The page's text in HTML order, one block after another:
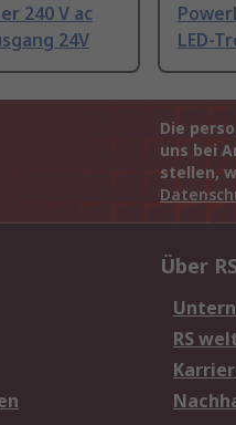
240 V ac
24V
LED-
Die
uns bei
stellen,
Über
RS